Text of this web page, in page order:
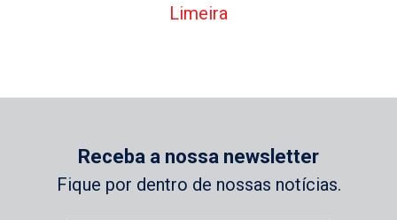
Limeira
Receba a nossa newsletter
Fique por dentro de nossas notícias.